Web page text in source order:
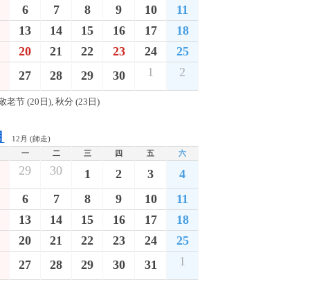
6 7 8 9 10
11
13 14 15 16 17
18
20 21 22 23 24
25
27 28 29 30 1 2
老节 (20日), 秋分 (23日)
12月 (師走)
一 二 三 四 五 六
29 30 1 2 3
4
6 7 8 9 10
11
13 14 15 16 17
18
20 21 22 23 24
25
27 28 29 30 31 1